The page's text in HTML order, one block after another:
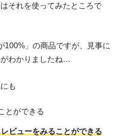
それを使ってみたところで
100%」の商品ですが、見事に
わかりましたね…
も
とができる
ビューをみることができる